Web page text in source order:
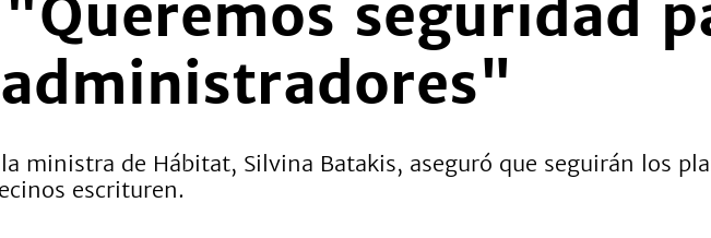
seguridad
ministra de Hábitat, Silvina Batakis, aseguró que seguirán los
escrituren.